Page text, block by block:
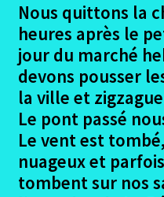
Canal du Midi
Canal Garonne et
Les participants
Le Parcours
Bordeaux –
Nous quittons la
heures après le
jour du marché
devons pousser
la ville et
Le pont passé
Le vent est
nuageux et
tombent sur nos